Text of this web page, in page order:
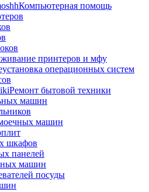
Компьютерная помощь
принтеров и мфу
операционных систем
Ремонт бытовой техники
машин
машин
шкафов
панелей
машин
посуды